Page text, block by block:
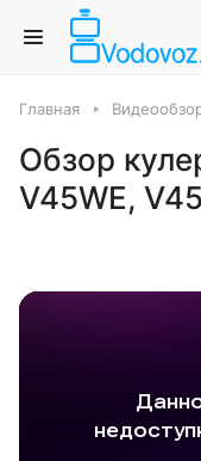
Главная
Обзор
V45WE,